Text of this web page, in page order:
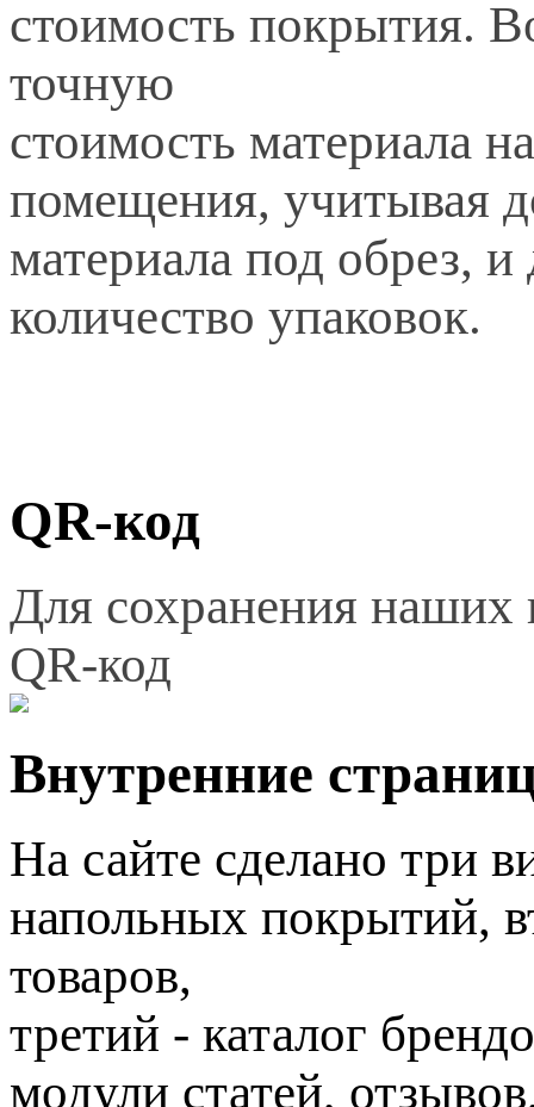
стоимость покрытия.
точную
стоимость материала
помещения, учитывая
материала под обрез,
количество упаковок.
QR-код
Для сохранения наших
QR-код
Внутренние
На сайте сделано три
напольных покрытий,
товаров,
третий - каталог
модули статей,